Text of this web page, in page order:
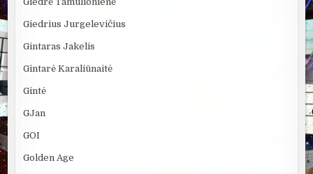
Giedrius Jurgelevičius
Gintaras Jakelis
Gintarė Karaliūnaitė
Gintė
GJan
GOI
Golden Age